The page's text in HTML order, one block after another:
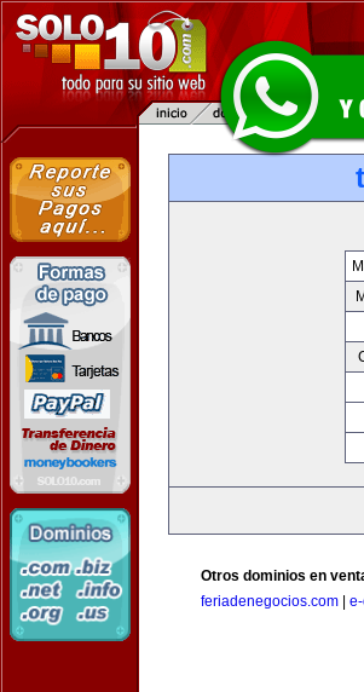
Otros dominios en
feriadenegocios.com